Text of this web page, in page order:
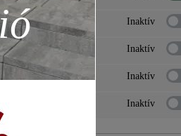
jégszürke árnyalt
térkő
, járdák
Inaktív
Inaktív
Inaktív
Inaktív